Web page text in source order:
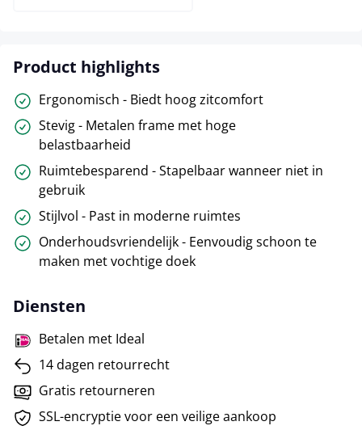
Product highlights
Ergonomisch - Biedt hoog zitcomfort
Stevig - Metalen frame met hoge
belastbaarheid
Ruimtebesparend - Stapelbaar wanneer niet in
gebruik
Stijlvol - Past in moderne ruimtes
Onderhoudsvriendelijk - Eenvoudig schoon te
maken met vochtige doek
Diensten
Betalen met Ideal
14 dagen retourrecht
Gratis retourneren
SSL-encryptie voor een veilige aankoop